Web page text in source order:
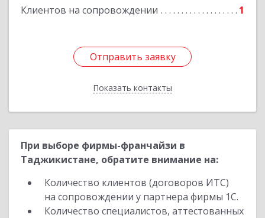
Клиентов на сопровождении 1
Отправить заявку
Показать контакты
Отправить заявку
Назад
При выборе фирмы-франчайзи в
Таджикистане, обратите внимание на:
Количество клиентов (договоров ИТС)
на сопровождении у партнера фирмы 1С.
Количество специалистов, аттестованных